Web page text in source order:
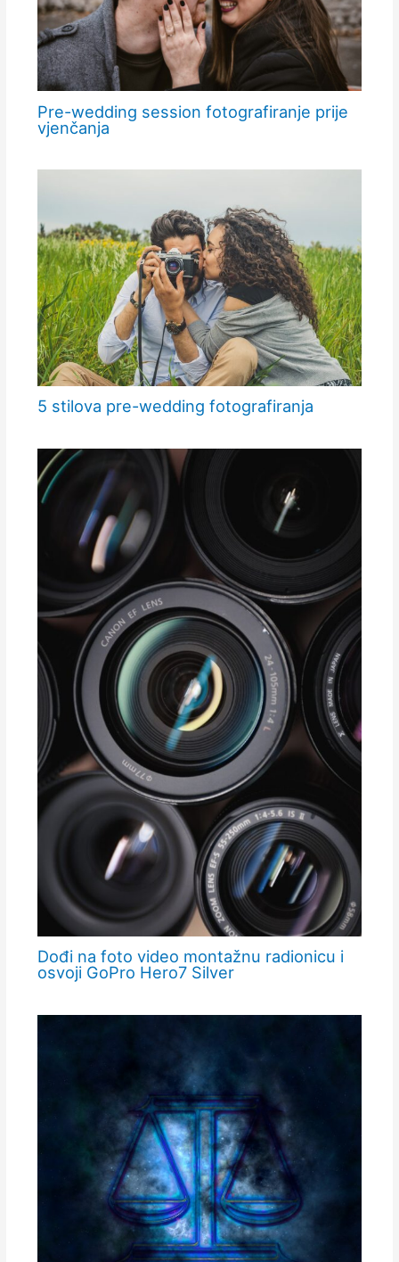
Pre-wedding session fotografiranje prije
vjenčanja
5 stilova pre-wedding fotografiranja
Dođi na foto video montažnu radionicu i
osvoji GoPro Hero7 Silver